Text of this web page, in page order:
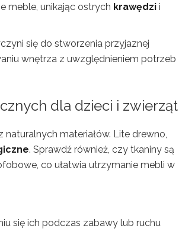
meble, unikając ostrych krawędzi i
się do stworzenia przyjaznej
wnętrza z uwzględnieniem potrzeb
dla dzieci i zwierząt
materiałów. Lite drewno,
. Sprawdź również, czy tkaniny są
co ułatwia utrzymanie mebli w
się ich podczas zabawy lub ruchu